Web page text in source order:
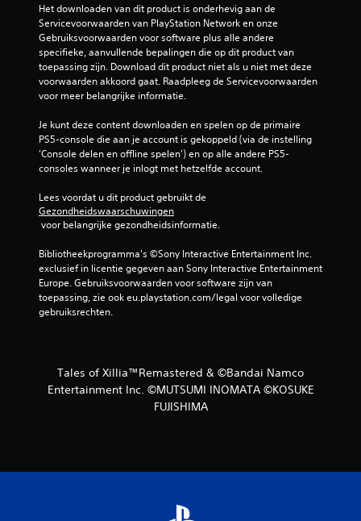
Het downloaden van dit product is onderhevig aan de
Servicevoorwaarden van PlayStation Network en onze
Gebruiksvoorwaarden voor software plus alle andere
specifieke, aanvullende bepalingen die op dit product van
toepassing zijn. Download dit product niet als u niet met deze
voorwaarden akkoord gaat. Raadpleeg de Servicevoorwaarden
voor meer belangrijke informatie.
Je kunt deze content downloaden en spelen op de primaire
PS5-console die aan je account is gekoppeld (via de instelling
'Console delen en offline spelen') en op alle andere PS5-
consoles wanneer je inlogt met hetzelfde account.
Lees voordat u dit product gebruikt de
Gezondheidswaarschuwingen
voor belangrijke gezondheidsinformatie.
Bibliotheekprogramma's ©Sony Interactive Entertainment Inc.
exclusief in licentie gegeven aan Sony Interactive Entertainment
Europe. Gebruiksvoorwaarden voor software zijn van
toepassing, zie ook eu.playstation.com/legal voor volledige
gebruiksrechten.
Tales of Xillia™Remastered & ©Bandai Namco
Entertainment Inc. ©MUTSUMI INOMATA ©KOSUKE
FUJISHIMA